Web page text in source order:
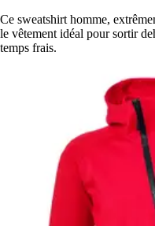
Ce sweatshirt homme,
le vêtement idéal pour sortir
temps frais.